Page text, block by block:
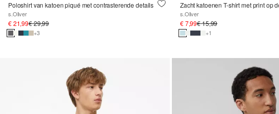
Poloshirt van katoen piqué met contrasterende details
s.Oliver
€ 21,99€ 29,99
+3
Zacht katoenen T-shirt met print op
s.Oliver
€ 7,99€ 15,99
+1